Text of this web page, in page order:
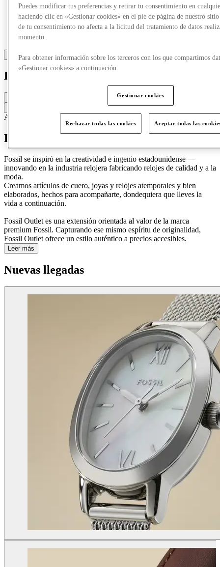
Fossil
Accesorios y bolsos Artículos de viaje
Descubre Fósil
Fossil se inspiró en la creatividad e ingenio estadounidense —
innovando en la industria relojera fabricando relojes de calidad y a la
moda.
Creamos artículos de cuero, joyas y relojes atemporales y bien
elaborados, hechos para acompañarte, dondequiera que lleves la
vida a continuación.
Fossil Outlet es una extensión orientada al valor de la marca
premium Fossil. Capturando ese mismo espíritu de originalidad,
Fossil Outlet ofrece un estilo auténtico a precios accesibles.
Leer más
Nuevas llegadas
Puedes modificar tus preferencias y retirar tu consentimiento en
haciendo clic en «Gestionar cookies» en el pie de página de nuestro
de tu consentimiento no afecta a la licitud del tratamiento de datos
momento.
Para obtener información sobre los terceros con los que compartimos
«Gestionar cookies» a continuación.
Gestionar cookies
Rechazar todas las cookies Aceptar todas las